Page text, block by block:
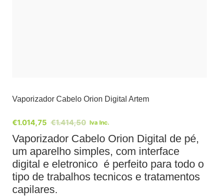
Vaporizador Cabelo Orion Digital Artem
€1.414,50
€1.014,75 Iva Inc.
Vaporizador Cabelo Orion Digital de pé,
um aparelho simples, com interface
digital e eletronico é perfeito para todo o
tipo de trabalhos tecnicos e tratamentos
capilares.